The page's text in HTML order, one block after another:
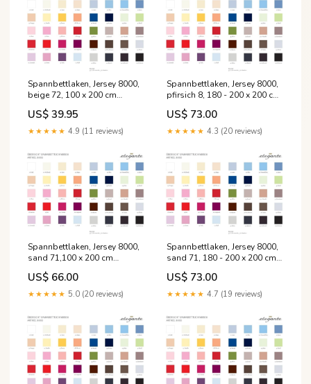
Spannbettlaken, Jersey 8000,
beige 72, 100 x 200 cm
194812
US$ 39.95
★★★★★ 4.9 (11 reviews)
Spannbettlaken, Jersey 8000,
pfirsich 8, 180 - 200 x 200 cm
193761
US$ 73.00
★★★★★ 4.3 (20 reviews)
Spannbettlaken, Jersey 8000,
sand 71,100 x 200 cm
ama251128
US$ 66.00
★★★★★ 5.0 (20 reviews)
Spannbettlaken, Jersey 8000,
sand 71, 180 - 200 x 200 cm
ama251126
US$ 73.00
★★★★★ 4.7 (19 reviews)